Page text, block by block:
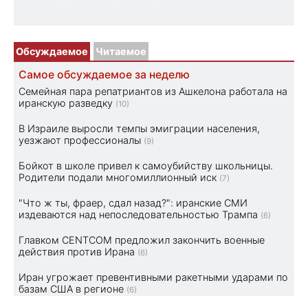
Обсуждаемое Читаемое
Самое обсуждаемое за неделю
Семейная пара репатриантов из Ашкелона работала на
иранскую разведку (10)
В Израиле выросли темпы эмиграции населения,
уезжают профессионалы (9)
Бойкот в школе привел к самоубийству школьницы.
Родители подали многомиллионный иск (7)
"Что ж ты, фраер, сдал назад?": иранские СМИ
издеваются над непоследовательностью Трампа (6)
Главком CENTCOM предложил закончить военные
действия против Ирана (6)
Иран угрожает превентивными ракетными ударами по
базам США в регионе (6)